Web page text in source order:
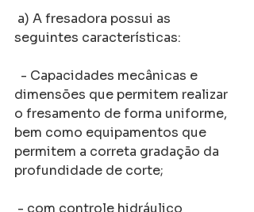
seguintes características:
dimensões que permitem realizar
o fresamento de forma uniforme,
bem como equipamentos que
permitem a correta gradação da
profundidade de corte;